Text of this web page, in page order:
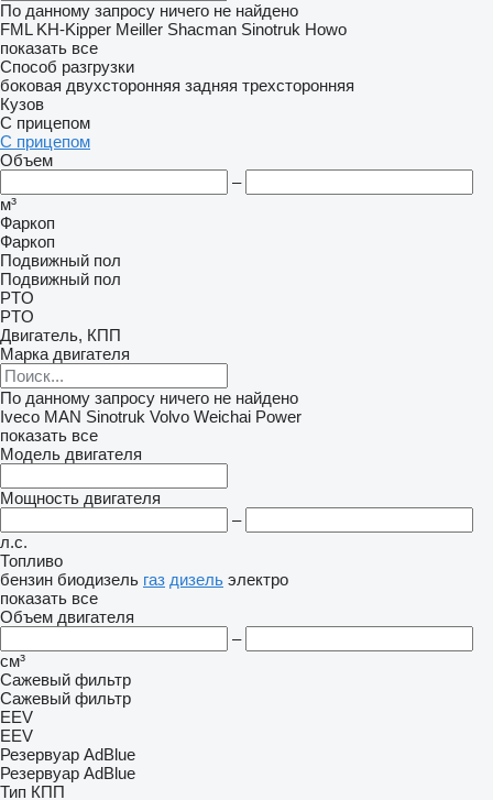
По данному запросу ничего не найдено
FML KH-Kipper Meiller Shacman Sinotruk Howo
показать все
Способ разгрузки
боковая двухсторонняя задняя трехсторонняя
Кузов
С прицепом
С прицепом
Объем
–
м³
Фаркоп
Фаркоп
Подвижный пол
Подвижный пол
PTO
PTO
Двигатель, КПП
Марка двигателя
По данному запросу ничего не найдено
Iveco MAN Sinotruk Volvo Weichai Power
показать все
Модель двигателя
Мощность двигателя
–
л.с.
Топливо
бензин биодизель газ дизель электро
показать все
Объем двигателя
–
см³
Сажевый фильтр
Сажевый фильтр
EEV
EEV
Резервуар AdBlue
Резервуар AdBlue
Тип КПП